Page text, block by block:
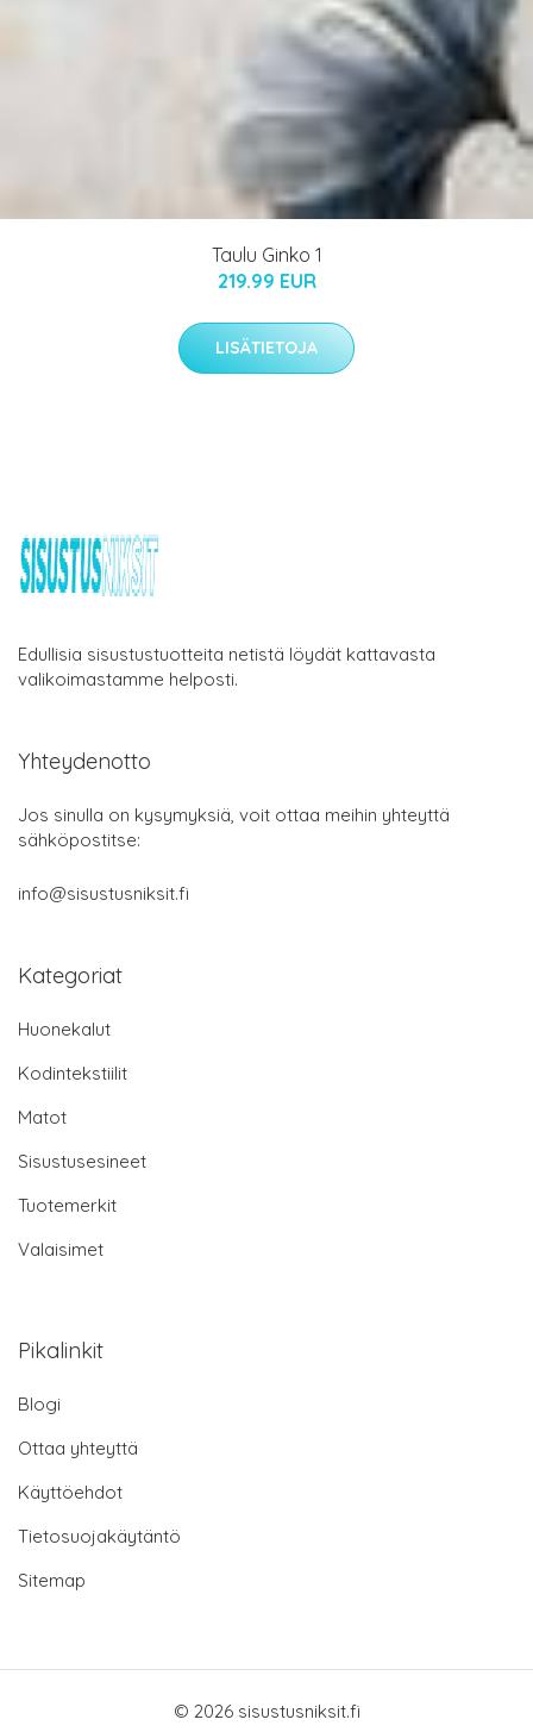
Taulu Ginko 1
219.99 EUR
LISÄTIETOJA
Edullisia sisustustuotteita netistä löydät kattavasta
valikoimastamme helposti.
Yhteydenotto
Jos sinulla on kysymyksiä, voit ottaa meihin yhteyttä
sähköpostitse:
info@sisustusniksit.fi
Kategoriat
Huonekalut
Kodintekstiilit
Matot
Sisustusesineet
Tuotemerkit
Valaisimet
Pikalinkit
Blogi
Ottaa yhteyttä
Käyttöehdot
Tietosuojakäytäntö
Sitemap
© 2026 sisustusniksit.fi